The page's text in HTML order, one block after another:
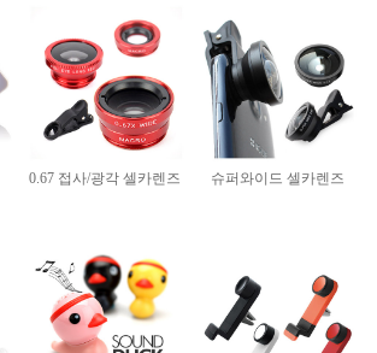
0.67 접사/광각 셀카렌즈 슈퍼와이드 셀카렌즈